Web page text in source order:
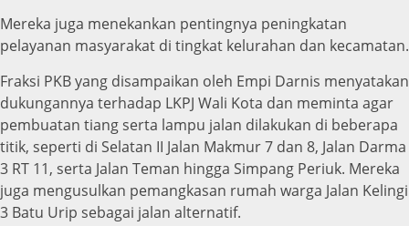
Mereka juga menekankan pentingnya peningkatan
pelayanan masyarakat di tingkat kelurahan dan kecamatan.
Fraksi PKB yang disampaikan oleh Empi Darnis menyatakan
dukungannya terhadap LKPJ Wali Kota dan meminta agar
pembuatan tiang serta lampu jalan dilakukan di beberapa
titik, seperti di Selatan II Jalan Makmur 7 dan 8, Jalan Darma
3 RT 11, serta Jalan Teman hingga Simpang Periuk. Mereka
juga mengusulkan pemangkasan rumah warga Jalan Kelingi
3 Batu Urip sebagai jalan alternatif.